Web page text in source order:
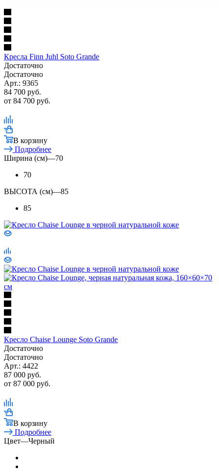
Кресла Finn Juhl Soto Grande
Достаточно
Достаточно
Арт.: 9365
84 700 руб.
от 84 700 руб.
В корзину
Подробнее
Ширина (см)—70
70
ВЫСОТА (см)—85
85
Кресло Chaise Lounge Soto Grande
Достаточно
Достаточно
Арт.: 4422
87 000 руб.
от 87 000 руб.
В корзину
Подробнее
Цвет—Черный